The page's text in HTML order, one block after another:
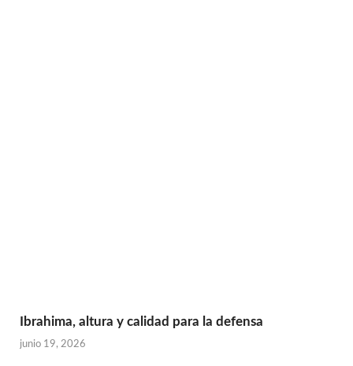
Ibrahima, altura y calidad para la defensa
junio 19, 2026